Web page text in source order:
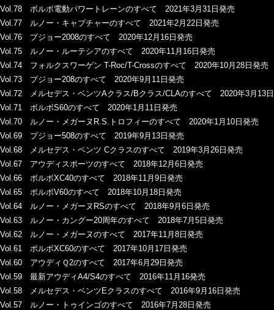
Vol.78 ボルボ電動パワートレーンのすべて 2021年3月31日発売
Vol.77 ルノー・キャプチャーのすべて 2021年2月22日発売
Vol.76 プジョー2008のすべて 2020年12月16日発売
Vol.75 ルノー・ルーテシアのすべて 2020年11月16日発売
Vol.74 フォルクスワーゲン T-Roc/T-Crossのすべて 2020年10月28日発売
Vol.73 プジョー208のすべて 2020年9月11日発売
Vol.72 メルセデス・ベンツAクラス/Bクラス/CLAのすべて 2020年3月13
Vol.71 ボルボS60のすべて 2020年1月11日発売
Vol.70 ルノー・メガーヌR.S.トロフィーのすべて 2020年1月10日発売
Vol.69 プジョー508のすべて 2019年9月13日発売
Vol.68 メルセデス・ベンツ Cクラスのすべて 2019年3月26日発売
Vol.67 アウディスポーツのすべて 2018年12月6日発売
Vol.66 ボルボXC40のすべて 2018年11月9日発売
Vol.65 ボルボV60のすべて 2018年10月18日発売
Vol.64 ルノー・メガーヌRSのすべて 2018年9月6日発売
Vol.63 ルノー・カングー20周年のすべて 2018年7月5日発売
Vol.62 ルノー・メガーヌのすべて 2017年11月8日発売
Vol.61 ボルボXC60のすべて 2017年10月17日発売
Vol.60 アウディＱ2のすべて 2017年6月29日発売
Vol.59 最新アウディA4/S4のすべて 2016年11月16発売
Vol.58 メルセデス・ベンツEクラスのすべて 2016年9月16日発売
Vol.57 ルノー・トゥインゴのすべて 2016年7月28日発売